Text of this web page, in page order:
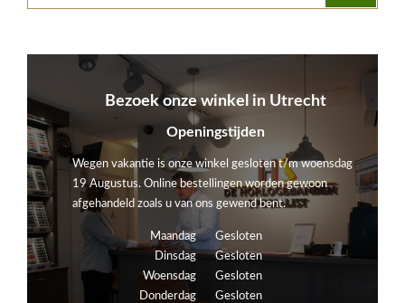
Bezoek onze winkel in Utrecht
Openingstijden
Wegen vakantie is onze winkel gesloten t/m woensdag
19 Augustus. Online bestellingen worden gewoon
afgehandeld zoals u van ons gewend bent.
Maandag
Gesloten
Dinsdag
Gesloten
Woensdag
Gesloten
Donderdag
Gesloten